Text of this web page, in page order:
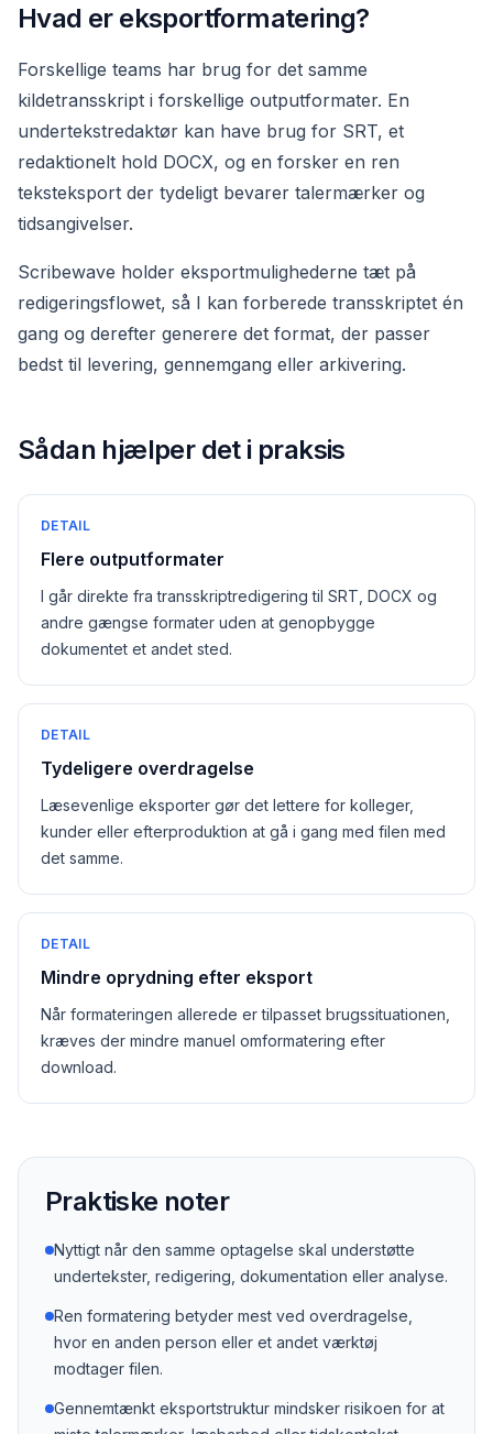
Hvad er eksportformatering?
Forskellige teams har brug for det samme
kildetransskript i forskellige outputformater. En
undertekstredaktør kan have brug for SRT, et
redaktionelt hold DOCX, og en forsker en ren
teksteksport der tydeligt bevarer talermærker og
tidsangivelser.
Scribewave holder eksportmulighederne tæt på
redigeringsflowet, så I kan forberede transskriptet én
gang og derefter generere det format, der passer
bedst til levering, gennemgang eller arkivering.
Sådan hjælper det i praksis
DETAIL
Flere outputformater
I går direkte fra transskriptredigering til SRT, DOCX og
andre gængse formater uden at genopbygge
dokumentet et andet sted.
DETAIL
Tydeligere overdragelse
Læsevenlige eksporter gør det lettere for kolleger,
kunder eller efterproduktion at gå i gang med filen med
det samme.
DETAIL
Mindre oprydning efter eksport
Når formateringen allerede er tilpasset brugssituationen,
kræves der mindre manuel omformatering efter
download.
Praktiske noter
Nyttigt når den samme optagelse skal understøtte
undertekster, redigering, dokumentation eller analyse.
Ren formatering betyder mest ved overdragelse,
hvor en anden person eller et andet værktøj
modtager filen.
Gennemtænkt eksportstruktur mindsker risikoen for at